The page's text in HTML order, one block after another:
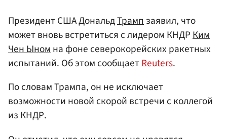
Президент США ДональдТрампзаявил, что
может вновь встретиться с лидером КНДРКим
Чен Ыномна фоне северокорейских ракетных
испытаний. Об этом сообщаетReuters.
По словам Трампа, он не исключает
возможности новой скорой встречи с коллегой
из КНДР.